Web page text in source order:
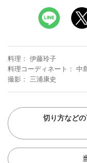
料理
伊藤玲子
料理コーディネート
中
撮影
三浦康史
切り方など